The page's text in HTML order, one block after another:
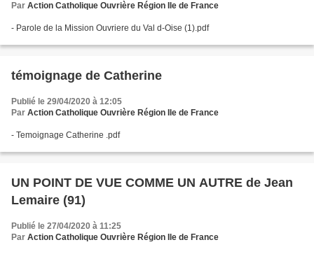
Par Action Catholique Ouvrière Région Ile de France
- Parole de la Mission Ouvriere du Val d-Oise (1).pdf
témoignage de Catherine
Publié le 29/04/2020 à 12:05
Par Action Catholique Ouvrière Région Ile de France
- Temoignage Catherine .pdf
UN POINT DE VUE COMME UN AUTRE de Jean
Lemaire (91)
Publié le 27/04/2020 à 11:25
Par Action Catholique Ouvrière Région Ile de France